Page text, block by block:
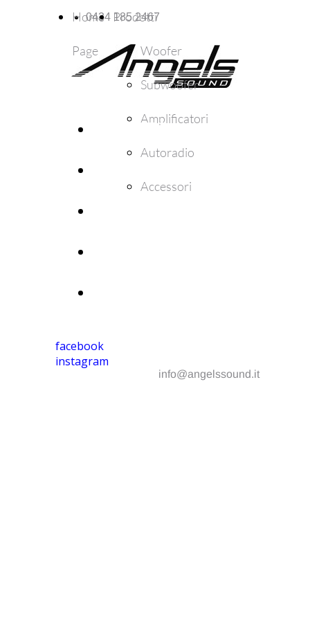
facebook
instagram
info@angelssound.it
0434 185 2467
Home
Page
Prodotti
Woofer
Subwoofer
Amplificatori
Autoradio
Accessori
WOOFER